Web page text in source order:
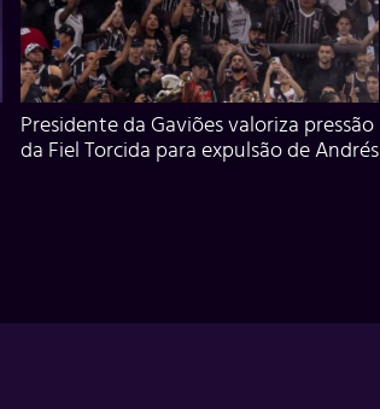
Presidente da Gaviões valoriza pressão
da Fiel Torcida para expulsão de Andrés